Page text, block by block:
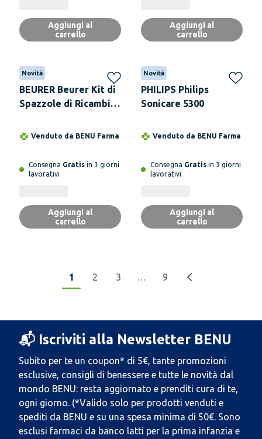
Aggiungi al
carrello
Aggiungi al
carrello
Novità
BEURER Beurer Kit di
Spazzole di Ricambio
Venduto da BENU Farma
Consegna Gratis in 3 giorni
lavorativi
Aggiungi al
carrello
Novità
PHILIPS Philips
Sonicare 5300
Venduto da BENU Farma
Consegna Gratis in 3 giorni
lavorativi
Aggiungi al
carrello
1 2 3 … 9
📬 Iscriviti alla Newsletter BENU
Subito per te un coupon* di 5€, tante promozioni
esclusive, consigli di benessere e tutte le novità dal
mondo BENU: resta aggiornato e prenditi cura di te,
ogni giorno. (*Valido solo per prodotti venduti e
spediti da BENU e su una spesa minima di 50€. Sono
esclusi farmaci da banco latti per la prima infanzia e